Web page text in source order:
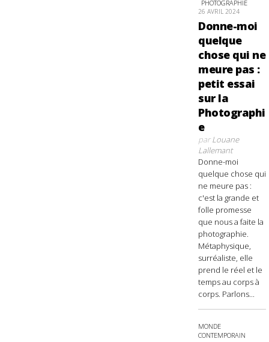
PHOTOGRAPHIE
26 AVRIL 2024
Donne-moi
quelque
chose qui ne
meure pas :
petit essai
sur la
Photographi
e
parLouane
Lallemant
Donne-moi
quelque chose qui
ne meure pas :
c'est la grande et
folle promesse
que nous a faite la
photographie.
Métaphysique,
surréaliste, elle
prend le réel et le
temps au corps à
corps. Parlons...
MONDE
CONTEMPORAIN